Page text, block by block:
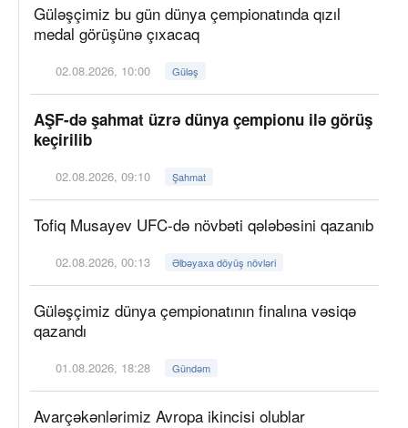
Güləşçimiz bu gün dünya çempionatında qızıl
medal görüşünə çıxacaq
02.08.2026, 10:00 Güləş
AŞF-də şahmat üzrə dünya çempionu ilə görüş
keçirilib
02.08.2026, 09:10 Şahmat
Tofiq Musayev UFC-də növbəti qələbəsini qazanıb
02.08.2026, 00:13 Əlbəyaxa döyüş növləri
Güləşçimiz dünya çempionatının finalına vəsiqə
qazandı
01.08.2026, 18:28 Gündəm
Avarçəkənlərimiz Avropa ikincisi olublar